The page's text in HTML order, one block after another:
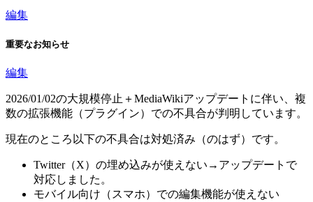
編集
重要なお知らせ
編集
2026/01/02の大規模停止＋MediaWikiアップデートに伴い、複
数の拡張機能（プラグイン）での不具合が判明しています。
現在のところ以下の不具合は対処済み（のはず）です。
Twitter（X）の埋め込みが使えない→アップデートで
対応しました。
モバイル向け（スマホ）での編集機能が使えない